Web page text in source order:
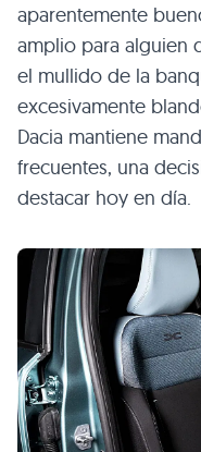
aparentemente
amplio para alguien
el mullido de la
excesivamente
Dacia mantiene
frecuentes, una
destacar hoy en día.